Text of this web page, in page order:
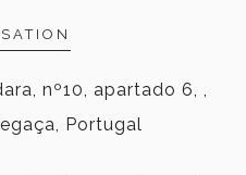
nº10, apartado 6, ,
Portugal